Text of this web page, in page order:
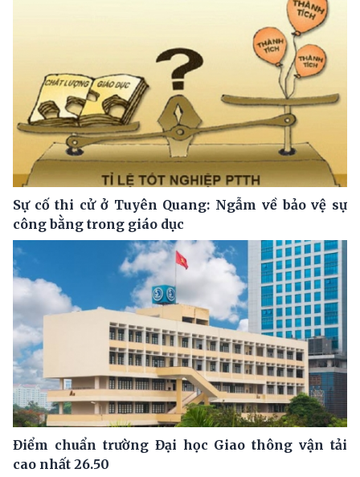
Sự cố thi cử ở Tuyên Quang: Ngẫm về bảo vệ sự
công bằng trong giáo dục
Điểm chuẩn trường Đại học Giao thông vận tải
cao nhất 26.50